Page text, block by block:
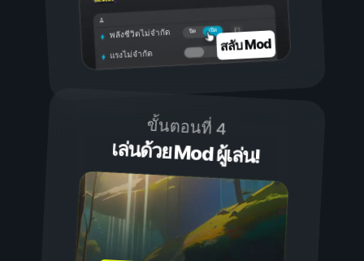
เปิด
ปิด
พลังชีวิตไม่จำกัด
แรงไม่จำกัด สลับ Mod
ขั้นตอนที่ 4
เล่นด้วย Mod ผู้เล่น!